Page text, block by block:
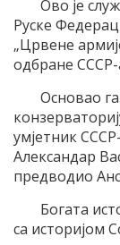
Ово је
Руске
„Црвене
одбране СССР-
Основао
умјетник
Александар
предводио
Богата
са историјом